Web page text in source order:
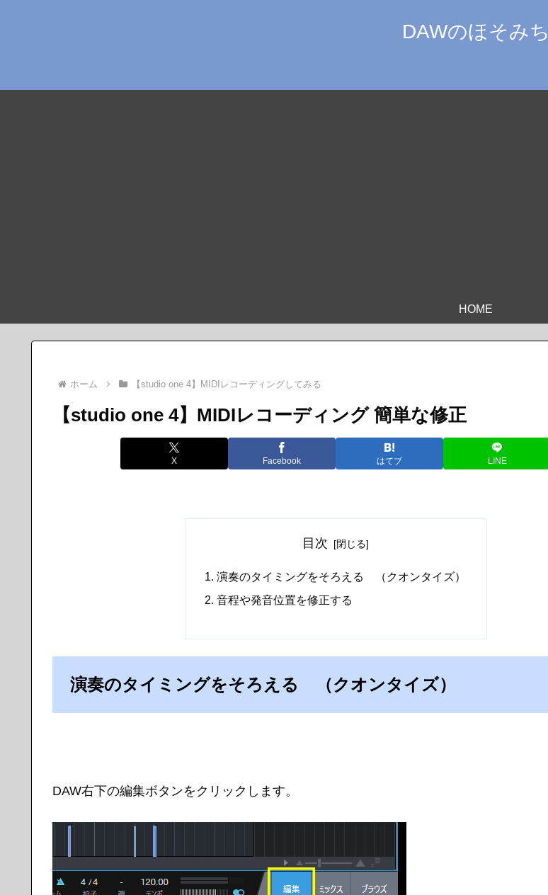
DAWのほそみち
HOME
ホーム 【studio one 4】MIDIレコーディングしてみる
【studio one 4】MIDIレコーディング 簡単な修正
X Facebook はてブ LINE
目次
演奏のタイミングをそろえる （クオンタイズ）
音程や発音位置を修正する
演奏のタイミングをそろえる （クオンタイズ）
DAW右下の編集ボタンをクリックします。